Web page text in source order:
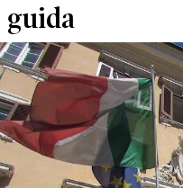
guida